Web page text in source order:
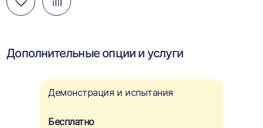
Добавить
в
Добавить
в
Перейти
к
Дополнительные опции и услуги
Демонстрация и испытания
Бесплатно